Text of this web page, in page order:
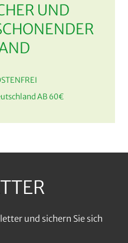
UND
AB 60€
und sichern Sie sich